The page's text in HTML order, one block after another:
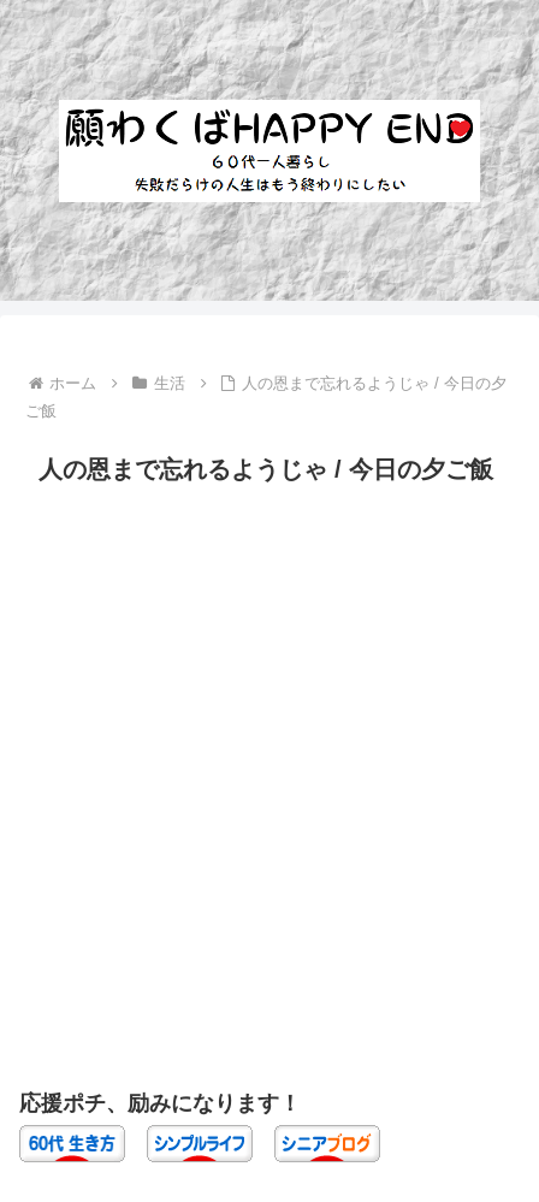
ホーム 生活
人の恩まで忘れるようじゃ / 今日の夕
ご飯
人の恩まで忘れるようじゃ / 今日の夕ご飯
応援ポチ、励みになります！